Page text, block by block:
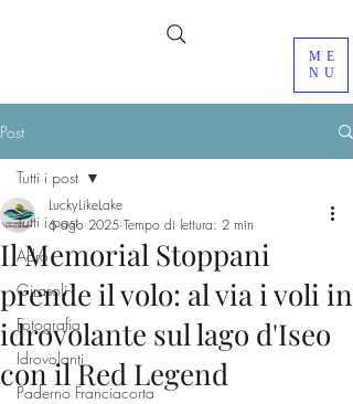
ME
NU
Post
Tutti i post
Adro
Girasoli
Fotografia
Idrovolanti
Paderno Franciacorta
Tutti i post
Il Memorial Stoppani
prende il volo: al via i voli in
idrovolante sul lago d'Iseo
con il Red Legend
LuckyLikeLake
6 ago 2025 Tempo di lettura: 2 min